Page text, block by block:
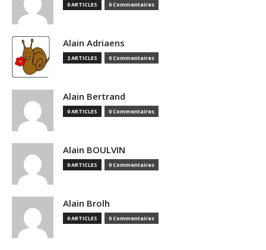
0 ARTICLES 0 Commentaires
Alain Adriaens
2 ARTICLES 0 Commentaires
Alain Bertrand
0 ARTICLES 0 Commentaires
Alain BOULVIN
0 ARTICLES 0 Commentaires
Alain Brolh
0 ARTICLES 0 Commentaires